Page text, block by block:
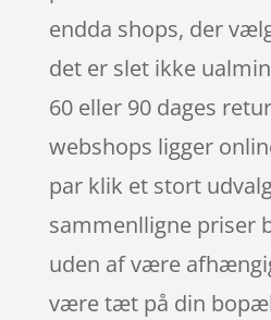
endda shops, der
det er slet ikke
60 eller 90 dages
webshops ligger
par klik et stort
sammenlligne priser
uden af være
være tæt på din